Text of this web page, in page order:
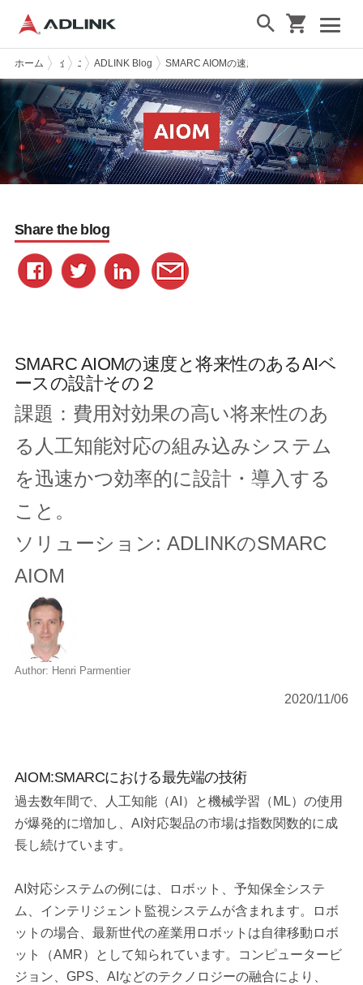
ホーム 企業情報ニュース & イベント
ADLINK Blog SMARC AIOMの速度と将来性のあるAIベー
Share the blog
SMARC AIOMの速度と将来性のあるAIベ
ースの設計その２
課題：費用対効果の高い将来性のあ
る人工知能対応の組み込みシステム
を迅速かつ効率的に設計・導入する
こと。
ソリューション: ADLINKのSMARC
AIOM
Author: Henri Parmentier
2020/11/06
AIOM:SMARCにおける最先端の技術
過去数年間で、人工知能（AI）と機械学習（ML）の使用
が爆発的に増加し、AI対応製品の市場は指数関数的に成
長し続けています。
AI対応システムの例には、ロボット、予知保全システ
ム、インテリジェント監視システムが含まれます。ロボ
ットの場合、最新世代の産業用ロボットは自律移動ロボ
ット（AMR）として知られています。コンピュータービ
ジョン、GPS、AIなどのテクノロジーの融合により、